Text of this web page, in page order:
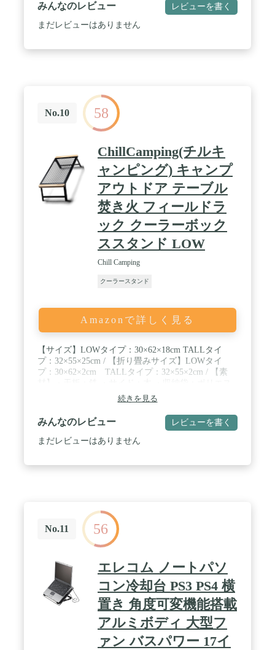
みんなのレビュー レビューを書く
まだレビューはありません
No.10 58
ChillCamping(チルキ
ャンピング) キャンプ
アウトドア テーブル
焚き火 フィールドラ
ック クーラーボック
ススタンド LOW
Chill Camping
クーラースタンド
Amazonで詳しく見る
【サイズ】LOWタイプ：30×62×18cm TALLタイ
プ：32×55×25cm / 【折り畳みサイズ】LOWタイ
プ：30×62×2cm TALLタイプ：32×55×2cm / 【素
テル / 【1台6役 使い方はあなた次第】 ・ローテー
ブルとして ・焚き火テーブルとして ・クーラーボ
ックススタンドとして ・ダッチオーブンやケトル置
きとして ・大型ゴトクとして ・クッカーの水切り
として / 【キャンプサイトを彩るアイアン×ウッド
でラックとしても】対荷重３０kgの安心設計で、ク
ーラーボックス スタンドとしても、またその他キャ
ンプ用品をまとめるラックとしても活躍します。 /
【備考】本製品はキャンプ、アウトドアシーンで使
用を想定した商品です。防錆処理を行い、キャンプ
用テーブルとしての使用に耐えうる設計ですが、撤
収時、保管時は水分を拭き取り保管ください。 /
【その他】天然木使用のため、サイドのウッド部分
に小傷や木目のムラがある場合がございます。あら
続きを見る
みんなのレビュー レビューを書く
まだレビューはありません
No.11 56
エレコム ノートパソ
コン冷却台 PS3 PS4 横
置き 角度可変機能搭載
アルミボディ 大型フ
ァン バスパワー 17イ